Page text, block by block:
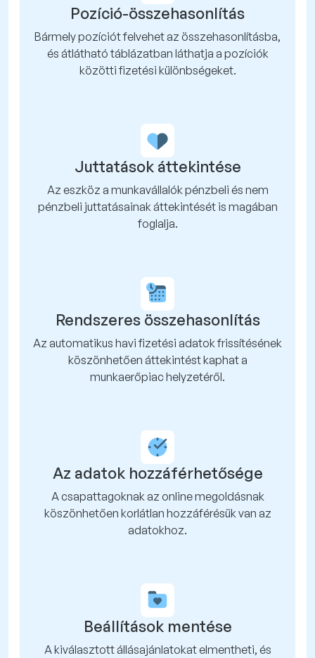
Pozíció-összehasonlítás
Bármely pozíciót felvehet az összehasonlításba,
és átlátható táblázatban láthatja a pozíciók
közötti fizetési különbségeket.
Juttatások áttekintése
Az eszköz a munkavállalók pénzbeli és nem
pénzbeli juttatásainak áttekintését is magában
foglalja.
Rendszeres összehasonlítás
Az automatikus havi fizetési adatok frissítésének
köszönhetően áttekintést kaphat a
munkaerőpiac helyzetéről.
Az adatok hozzáférhetősége
A csapattagoknak az online megoldásnak
köszönhetően korlátlan hozzáférésük van az
adatokhoz.
Beállítások mentése
A kiválasztott állásajánlatokat elmentheti, és